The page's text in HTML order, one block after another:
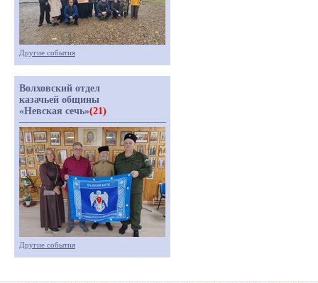
Другие события
Волховский отдел
казачьей общины
«Невская сечь»(21)
Другие события